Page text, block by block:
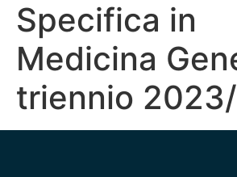
Specifica in
Medicina
triennio